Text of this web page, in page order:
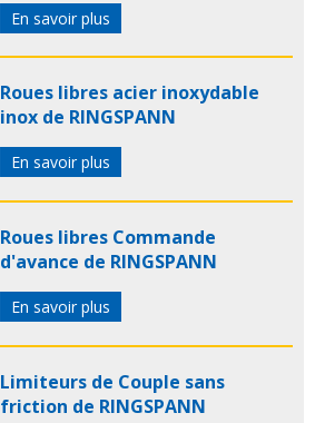
En savoir plus
Roues libres acier inoxydable
inox de RINGSPANN
En savoir plus
Roues libres Commande
d'avance de RINGSPANN
En savoir plus
Limiteurs de Couple sans
friction de RINGSPANN